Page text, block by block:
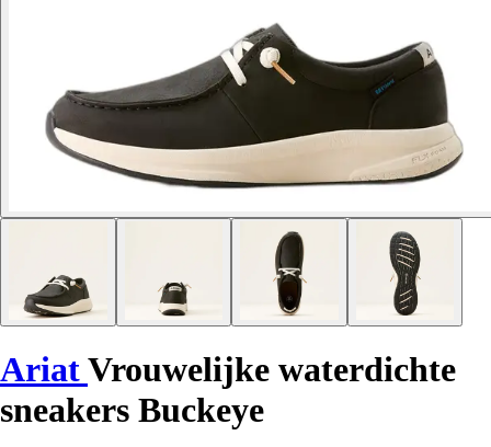
AriatVrouwelijke waterdichte
sneakers Buckeye